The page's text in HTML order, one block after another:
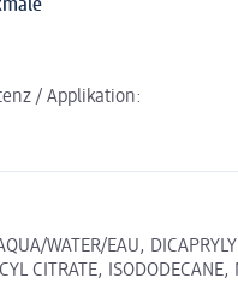
/ Applikation:
WATER/EAU,
CITRATE,